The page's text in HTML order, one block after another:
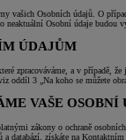
vašich Osobních údajů. O
Osobní údaje budou
ÚDAJŮM
zpracováváme, a v případě,
oddíl 3 „Na koho se můžete
VAŠE OSOBNÍ
zákony o ochraně
a databází, získáte na